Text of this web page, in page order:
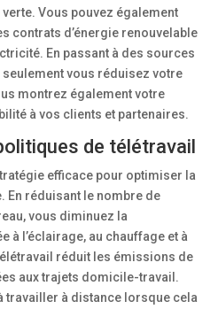
Vous pouvez également
contrats d’énergie renouvelable
En passant à des sources
seulement vous réduisez votre
montrez également votre
à vos clients et partenaires.
de télétravail
efficace pour optimiser la
En réduisant le nombre de
vous diminuez la
à l’éclairage, au chauffage et à
réduit les émissions de
aux trajets domicile-travail.
travailler à distance lorsque cela